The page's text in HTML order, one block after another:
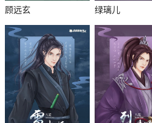
顾远玄 绿璃儿